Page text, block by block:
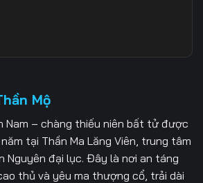
Mộ
Nam – chàng thiếu niên bất tử được
tại Thần Ma Lăng Viên, trung tâm
Nguyên đại lục. Đây là nơi an táng
thủ và yêu ma thượng cổ, trải dài